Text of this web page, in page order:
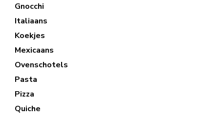
Gnocchi
Italiaans
Koekjes
Mexicaans
Ovenschotels
Pasta
Pizza
Quiche